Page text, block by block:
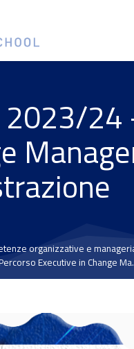
2023/24
organizzative e
Executive in Change